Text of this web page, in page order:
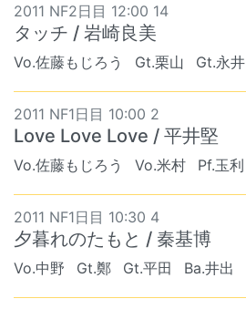
2011 NF2日目 12:00 14
タッチ / 岩崎良美
Vo.佐藤もじろう Gt.栗山 Gt.永井
2011 NF1日目 10:00 2
Love Love Love / 平井堅
Vo.佐藤もじろう Vo.米村 Pf.玉利
2011 NF1日目 10:30 4
夕暮れのたもと / 秦基博
Vo.中野 Gt.鄭 Gt.平田 Ba.井出